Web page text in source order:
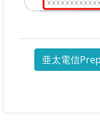
亜太電信